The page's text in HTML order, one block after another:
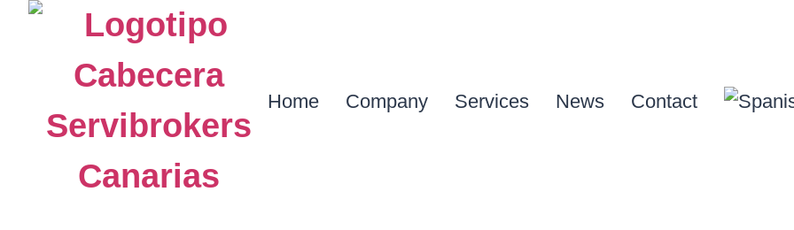
Home Company Services News Contact